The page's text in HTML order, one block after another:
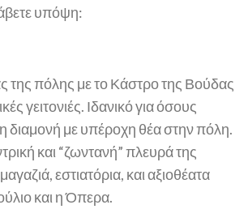
υπόψη:
της πόλης με το Κάστρο της Βούδας
γειτονιές. Ιδανικό για όσους
διαμονή με υπέροχη θέα στην πόλη.
και “ζωντανή” πλευρά της
εστιατόρια, και αξιοθέατα
και η Όπερα.